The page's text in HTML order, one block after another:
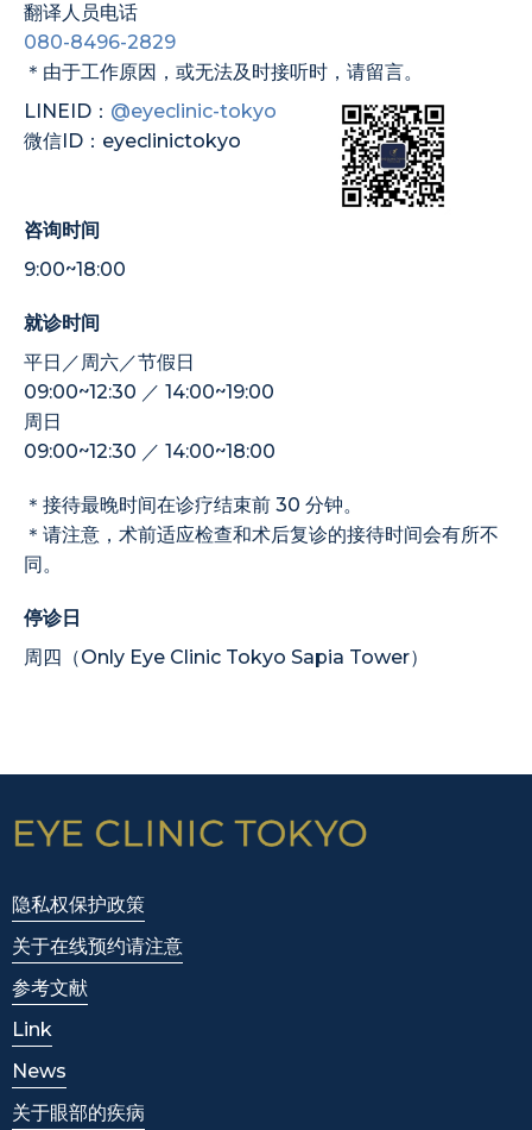
翻译人员电话
080-8496-2829
＊由于工作原因，或无法及时接听时，请留言。
LINEID： @eyeclinic-tokyo
微信ID：eyeclinictokyo
咨询时间
9:00~18:00
就诊时间
平日／周六／节假日
09:00~12:30 ／ 14:00~19:00
周日
09:00~12:30 ／ 14:00~18:00
＊接待最晚时间在诊疗结束前 30 分钟。
＊请注意，术前适应检查和术后复诊的接待时间会有所不
同。
停诊日
周四（Only Eye Clinic Tokyo Sapia Tower）
隐私权保护政策
关于在线预约请注意
参考文献
Link
News
关于眼部的疾病